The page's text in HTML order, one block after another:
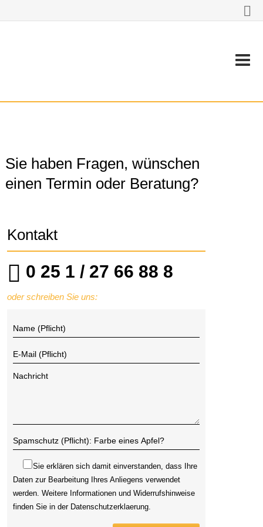
Sie haben Fragen, wünschen
einen Termin oder Beratung?
Kontakt
0 25 1 / 27 66 88 8
oder schreiben Sie uns:
Sie erklären sich damit einverstanden, dass Ihre
Daten zur Bearbeitung Ihres Anliegens verwendet
werden. Weitere Informationen und Widerrufshinweise
finden Sie in der Datenschutzerklaerung.